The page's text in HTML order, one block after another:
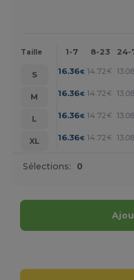
Taille 1-7 8-23 24-
S 16.36€ 14.72 € 13.08
M
16.36€ 14.72 € 13.08
L
16.36€ 14.72 € 13.08
XL
16.36€ 14.72 € 13.08
Sélections: 0